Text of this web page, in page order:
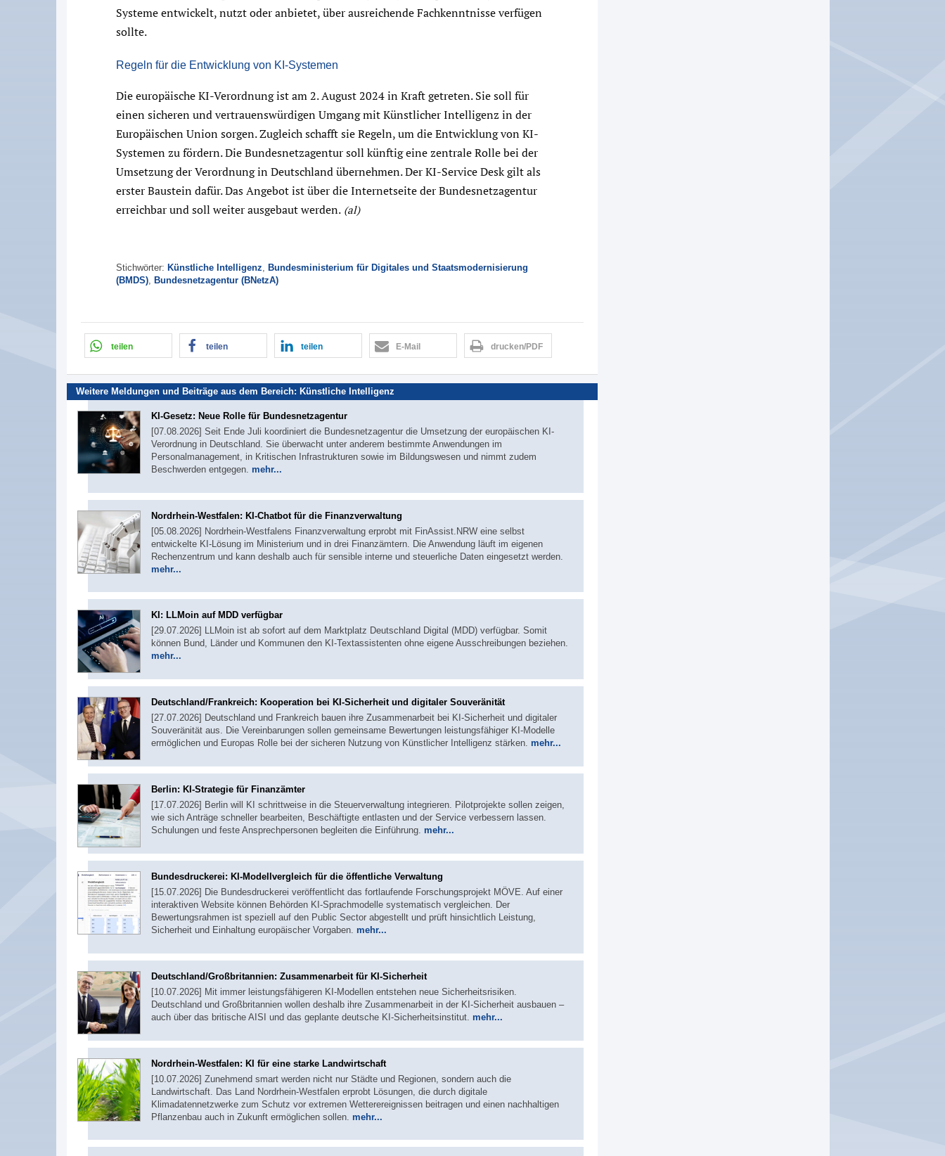
Systeme entwickelt, nutzt oder anbietet, über ausreichende Fachkenntnisse verfügen
sollte.
Regeln für die Entwicklung von KI-Systemen
Die europäische KI-Verordnung ist am 2. August 2024 in Kraft getreten. Sie soll für
einen sicheren und vertrauenswürdigen Umgang mit Künstlicher Intelligenz in der
Europäischen Union sorgen. Zugleich schafft sie Regeln, um die Entwicklung von KI-
Systemen zu fördern. Die Bundesnetzagentur soll künftig eine zentrale Rolle bei der
Umsetzung der Verordnung in Deutschland übernehmen. Der KI-Service Desk gilt als
erster Baustein dafür. Das Angebot ist über die Internetseite der Bundesnetzagentur
erreichbar und soll weiter ausgebaut werden. (al)
Stichwörter: Künstliche Intelligenz
Bundesministerium für Digitales und Staatsmodernisierung
(BMDS)
Bundesnetzagentur (BNetzA)
teilen teilen teilen E-Mail drucken/PDF
Weitere Meldungen und Beiträge aus dem Bereich: Künstliche Intelligenz
KI-Gesetz: Neue Rolle für Bundesnetzagentur
[07.08.2026] Seit Ende Juli koordiniert die Bundesnetzagentur die Umsetzung der europäischen KI-
Verordnung in Deutschland. Sie überwacht unter anderem bestimmte Anwendungen im
Personalmanagement, in Kritischen Infrastrukturen sowie im Bildungswesen und nimmt zudem
Beschwerden entgegen. mehr...
Nordrhein-Westfalen: KI-Chatbot für die Finanzverwaltung
[05.08.2026] Nordrhein-Westfalens Finanzverwaltung erprobt mit FinAssist.NRW eine selbst
entwickelte KI-Lösung im Ministerium und in drei Finanzämtern. Die Anwendung läuft im eigenen
Rechenzentrum und kann deshalb auch für sensible interne und steuerliche Daten eingesetzt werden.
mehr...
KI: LLMoin auf MDD verfügbar
[29.07.2026] LLMoin ist ab sofort auf dem Marktplatz Deutschland Digital (MDD) verfügbar. Somit
können Bund, Länder und Kommunen den KI-Textassistenten ohne eigene Ausschreibungen beziehen.
mehr...
Deutschland/Frankreich: Kooperation bei KI-Sicherheit und digitaler Souveränität
[27.07.2026] Deutschland und Frankreich bauen ihre Zusammenarbeit bei KI-Sicherheit und digitaler
Souveränität aus. Die Vereinbarungen sollen gemeinsame Bewertungen leistungsfähiger KI-Modelle
ermöglichen und Europas Rolle bei der sicheren Nutzung von Künstlicher Intelligenz stärken. mehr...
Berlin: KI-Strategie für Finanzämter
[17.07.2026] Berlin will KI schrittweise in die Steuerverwaltung integrieren. Pilotprojekte sollen zeigen,
wie sich Anträge schneller bearbeiten, Beschäftigte entlasten und der Service verbessern lassen.
Schulungen und feste Ansprechpersonen begleiten die Einführung. mehr...
Bundesdruckerei: KI-Modellvergleich für die öffentliche Verwaltung
[15.07.2026] Die Bundesdruckerei veröffentlicht das fortlaufende Forschungsprojekt MÖVE. Auf einer
interaktiven Website können Behörden KI-Sprachmodelle systematisch vergleichen. Der
Bewertungsrahmen ist speziell auf den Public Sector abgestellt und prüft hinsichtlich Leistung,
Sicherheit und Einhaltung europäischer Vorgaben. mehr...
Deutschland/Großbritannien: Zusammenarbeit für KI-Sicherheit
[10.07.2026] Mit immer leistungsfähigeren KI-Modellen entstehen neue Sicherheitsrisiken.
Deutschland und Großbritannien wollen deshalb ihre Zusammenarbeit in der KI-Sicherheit ausbauen –
auch über das britische AISI und das geplante deutsche KI-Sicherheitsinstitut. mehr...
Nordrhein-Westfalen: KI für eine starke Landwirtschaft
[10.07.2026] Zunehmend smart werden nicht nur Städte und Regionen, sondern auch die
Landwirtschaft. Das Land Nordrhein-Westfalen erprobt Lösungen, die durch digitale
Klimadatennetzwerke zum Schutz vor extremen Wetterereignissen beitragen und einen nachhaltigen
Pflanzenbau auch in Zukunft ermöglichen sollen. mehr...